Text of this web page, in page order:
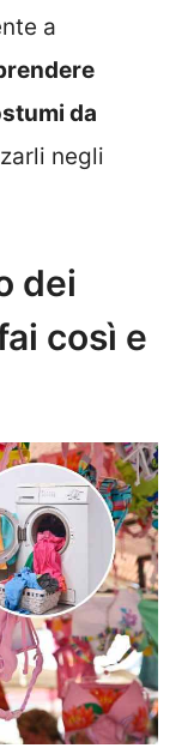
a
da
negli
dei
così e